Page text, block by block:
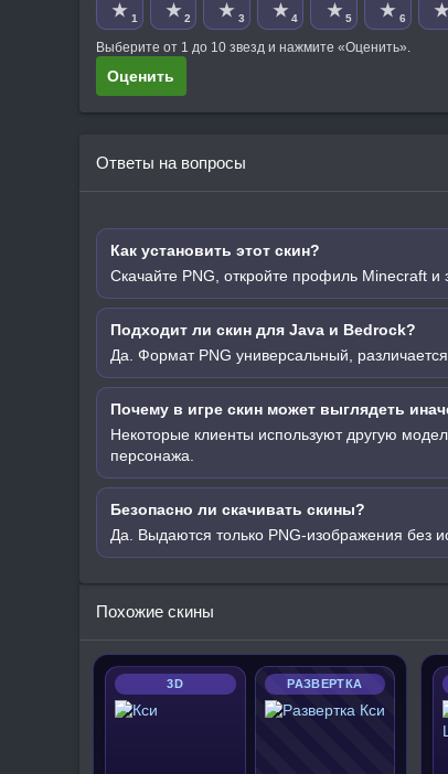
★ 1 ★ 2 ★ 3 ★ 4 ★ 5 ★ 6 ★
Выберите от 1 до 10 звезд и нажмите «Оценить».
Оценить
Ответы на вопросы
Как установить этот скин?
Скачайте PNG, откройте профиль Minecraft и
Подходит ли скин для Java и Bedrock?
Да. Формат PNG универсальный, различается
Почему в игре скин может выглядеть
Некоторые клиенты используют другую
персонажа.
Безопасно ли скачивать скины?
Да. Выдаются только PNG-изображения без
Похожие скины
3D РАЗВЕРТКА